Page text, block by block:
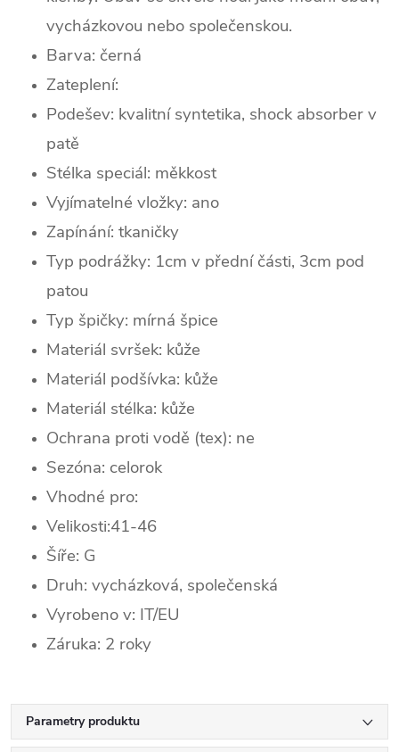
vycházkovou nebo společenskou.
Barva: černá
Zateplení:
Podešev: kvalitní syntetika, shock absorber v
patě
Stélka speciál: měkkost
Vyjímatelné vložky: ano
Zapínání: tkaničky
Typ podrážky: 1cm v přední části, 3cm pod
patou
Typ špičky: mírná špice
Materiál svršek: kůže
Materiál podšívka: kůže
Materiál stélka: kůže
Ochrana proti vodě (tex): ne
Sezóna: celorok
Vhodné pro:
Velikosti:41-46
Šíře: G
Druh: vycházková, společenská
Vyrobeno v: IT/EU
Záruka: 2 roky
Parametry produktu